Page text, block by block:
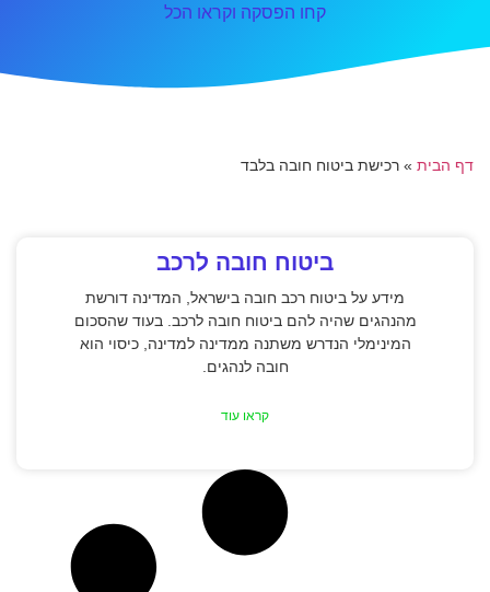
קחו הפסקה וקראו הכל
דף הבית » רכישת ביטוח חובה בלבד
ביטוח חובה לרכב
מידע על ביטוח רכב חובה בישראל, המדינה דורשת
מהנהגים שהיה להם ביטוח חובה לרכב. בעוד שהסכום
המינימלי הנדרש משתנה ממדינה למדינה, כיסוי הוא
חובה לנהגים.
קראו עוד